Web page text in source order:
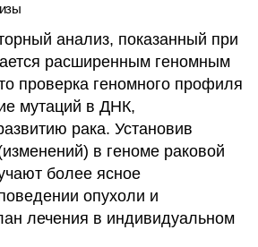
анализ, показанный при
расширенным геномным
проверка геномного профиля
мутаций в ДНК,
рака. Установив
в геноме раковой
более ясное
опухоли и
лечения в индивидуальном